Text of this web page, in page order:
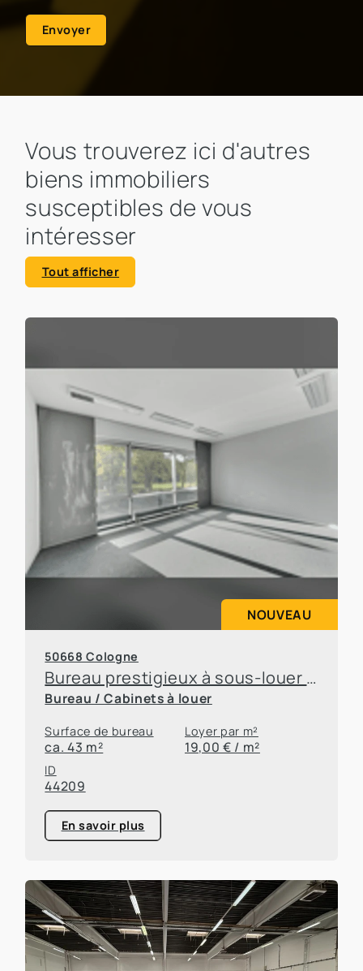
Envoyer
Vous trouverez ici d'autres
biens immobiliers
susceptibles de vous
intéresser
Tout afficher
NOUVEAU
50668 Cologne
Bureau prestigieux à sous-louer dans un quartier attractif de Cologne
Bureau / Cabinets à louer
Surface de bureau
ca. 43 m²
Loyer par m²
19,00 € / m²
ID
44209
En savoir plus